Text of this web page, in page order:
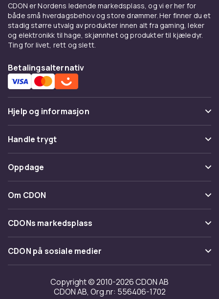
CDON er Nordens ledende markedsplass, og vi er her for
både små hverdagsbehov og store drømmer. Her finner du et
stadig større utvalg av produkter innen alt fra gaming, leker
og elektronikk til hage, skjønnhet og produkter til kjæledyr.
Ting for livet, rett og slett.
Betalingsalternativ
Hjelp og informasjon
Vanlige spørsmål
Spor pakke
Angre & returner her
Kontakt oss
Handle trygt
Betaling
Levering
Tilbakekallinger
Oppdage
Kategorier
Varemerker
Om CDON
Om oss
Kundeanmeldelser
Jobbe på CDON
Investor relations
CDONs markedsplass
Merchant Help Center
CDON på sosiale medier
Copyright © 2010-2026 CDON AB
CDON AB, Org.nr: 556406-1702